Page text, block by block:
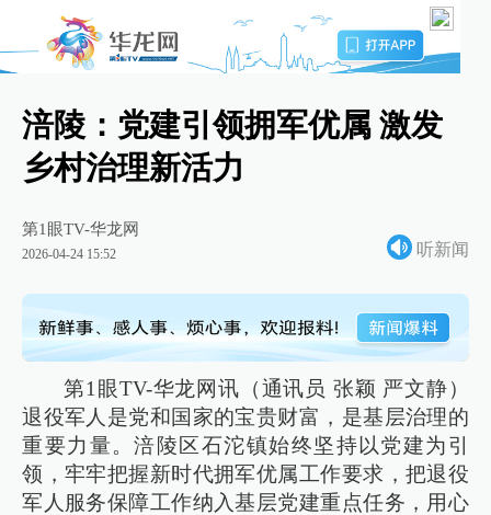
涪陵：党建引领拥军优属 激发
乡村治理新活力
第1眼TV-华龙网
2026-04-24 15:52 听新闻
第1眼TV-华龙网讯（通讯员 张颖 严文静）
退役军人是党和国家的宝贵财富，是基层治理的
重要力量。涪陵区石沱镇始终坚持以党建为引
领，牢牢把握新时代拥军优属工作要求，把退役
军人服务保障工作纳入基层党建重点任务，用心